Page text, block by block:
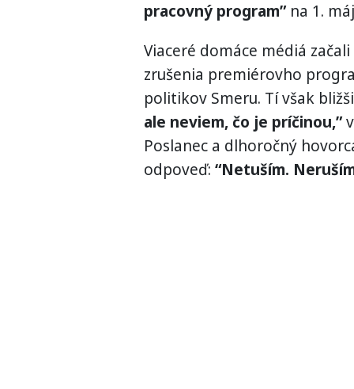
pracovný program”na 1.
Viaceré domáce médiá
zrušenia premiérovho
politikov Smeru. Tí však
ale neviem, čo je príčinou,”
Poslanec a dlhoročný
odpoveď: “Netuším.